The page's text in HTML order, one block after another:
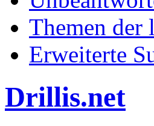
Themen der
Erweiterte
Drillis.net